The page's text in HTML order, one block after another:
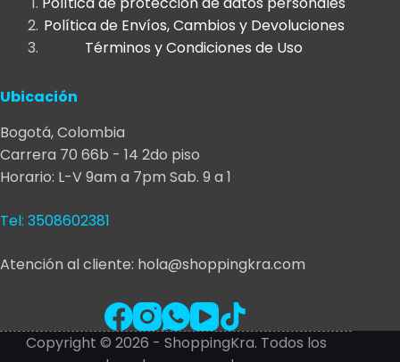
de
producto
Política de Envíos, Cambios y Devoluciones
Términos y Condiciones de Uso
Ubicación
Bogotá, Colombia
Carrera 70 66b - 14 2do piso
Horario: L-V 9am a 7pm Sab. 9 a 1
Tel: 3508602381
Atención al cliente: hola@shoppingkra.com
Copyright © 2026 - ShoppingKra. Todos los